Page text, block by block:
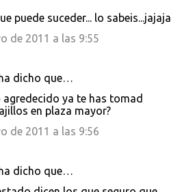
puede suceder... lo sabeis...jajaja
de 2011 a las 9:55
dicho que…
agredecido ya te has tomad
en plaza mayor?
de 2011 a las 9:56
dicho que…